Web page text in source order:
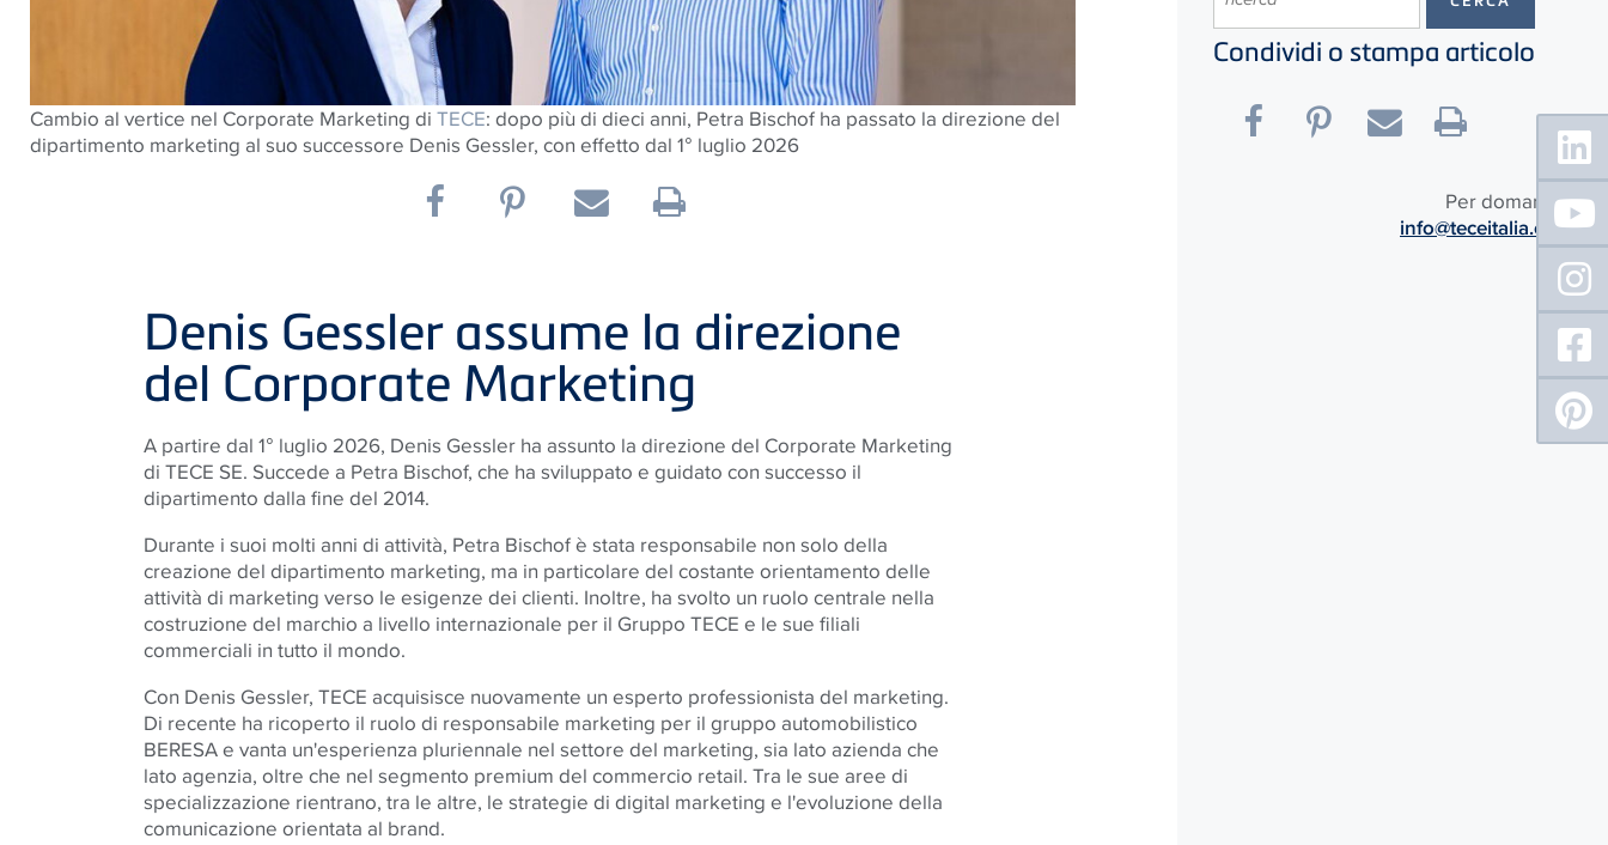
Cambio al vertice nel Corporate Marketing di TECE: dopo più di dieci anni, Petra Bischof ha passato la direzione del
dipartimento marketing al suo successore Denis Gessler, con effetto dal 1° luglio 2026
Denis Gessler assume la direzione
del Corporate Marketing
A partire dal 1° luglio 2026, Denis Gessler ha assunto la direzione del Corporate Marketing
di TECE SE. Succede a Petra Bischof, che ha sviluppato e guidato con successo il
dipartimento dalla fine del 2014.
Durante i suoi molti anni di attività, Petra Bischof è stata responsabile non solo della
creazione del dipartimento marketing, ma in particolare del costante orientamento delle
attività di marketing verso le esigenze dei clienti. Inoltre, ha svolto un ruolo centrale nella
costruzione del marchio a livello internazionale per il Gruppo TECE e le sue filiali
commerciali in tutto il mondo.
Con Denis Gessler, TECE acquisisce nuovamente un esperto professionista del marketing.
Di recente ha ricoperto il ruolo di responsabile marketing per il gruppo automobilistico
BERESA e vanta un'esperienza pluriennale nel settore del marketing, sia lato azienda che
lato agenzia, oltre che nel segmento premium del commercio retail. Tra le sue aree di
specializzazione rientrano, tra le altre, le strategie di digital marketing e l'evoluzione della
comunicazione orientata al brand.
Condividi o stampa articolo
Per domande:
info@teceitalia.com
Floating